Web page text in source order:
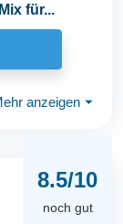
für...
anzeigen ⏷
8.5/10
noch gut